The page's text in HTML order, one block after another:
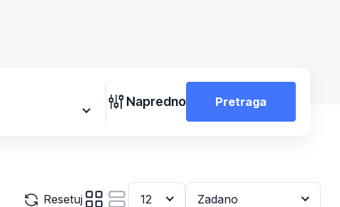
Napredno Pretraga
Resetuj 12 Zadano